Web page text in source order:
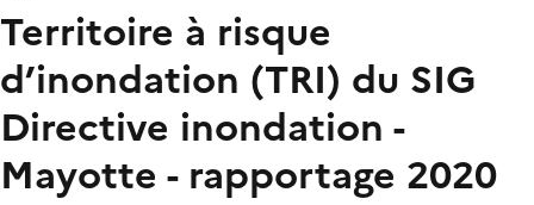
Territoire à risque
d’inondation (TRI) du SIG
Directive inondation -
Mayotte - rapportage 2020